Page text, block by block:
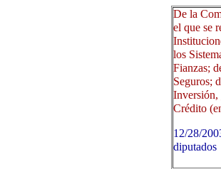
De la
el que se
los
Fianzas;
Seguros;
Inversión,
Crédito
12/28/
diputados